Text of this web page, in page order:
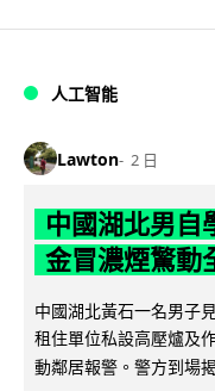
人工智能
Lawton 2 日
中國湖北男自
金冒濃煙驚動
中國湖北黃石一名男子
租住單位私設高壓爐及
動鄰居報警。警方到場